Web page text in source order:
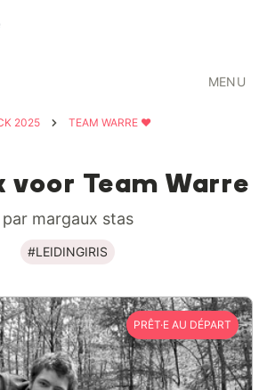
MENU
2025 TEAM WARRE ❤️
voor Team Warre
par margaux stas
#LEIDINGIRIS
PRÊT·E AU DÉPART